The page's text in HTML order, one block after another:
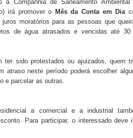
os feirantes do DF
e adolescentes
por Samambaia, Recanto das
a economia do Distrito Federal
Samambaia
a Companhia de Saneamento Ambiental
irá promover o Mês da Conta em Dia
moratórios para as pessoas que
de água atrasados e vencidas até 30
ter sido protestados ou ajuizados, quem
atraso neste período poderá escolher
e parcelar as outras.
a comercial e a industrial
Para participar, o interessado deve